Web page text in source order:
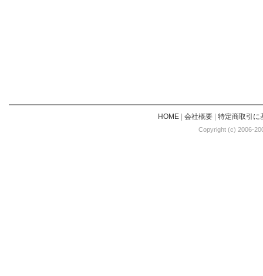
HOME| 会社概要| 特定商取引に
Copyright (c) 2006-